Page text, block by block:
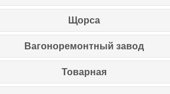
Щорса
Вагоноремонтный завод
Товарная